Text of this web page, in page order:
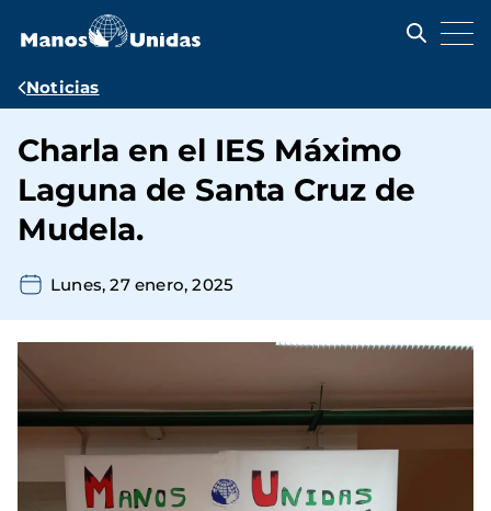
contenido
Ruta
navegación
Noticias
Charla en el IES Máximo
Laguna de Santa Cruz de
Mudela.
Lunes, 27 enero, 2025